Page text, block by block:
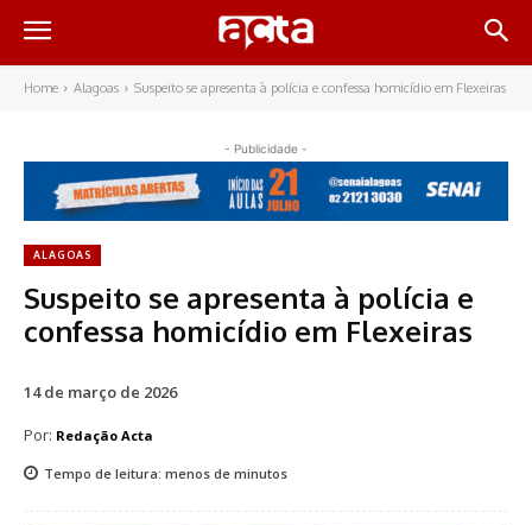
Home Alagoas Suspeito se apresenta à polícia e confessa homicídio em Flexeiras
- Publicidade -
ALAGOAS
Suspeito se apresenta à polícia e
confessa homicídio em Flexeiras
14 de março de 2026
Por: Redação Acta
Tempo de leitura: menos de minutos